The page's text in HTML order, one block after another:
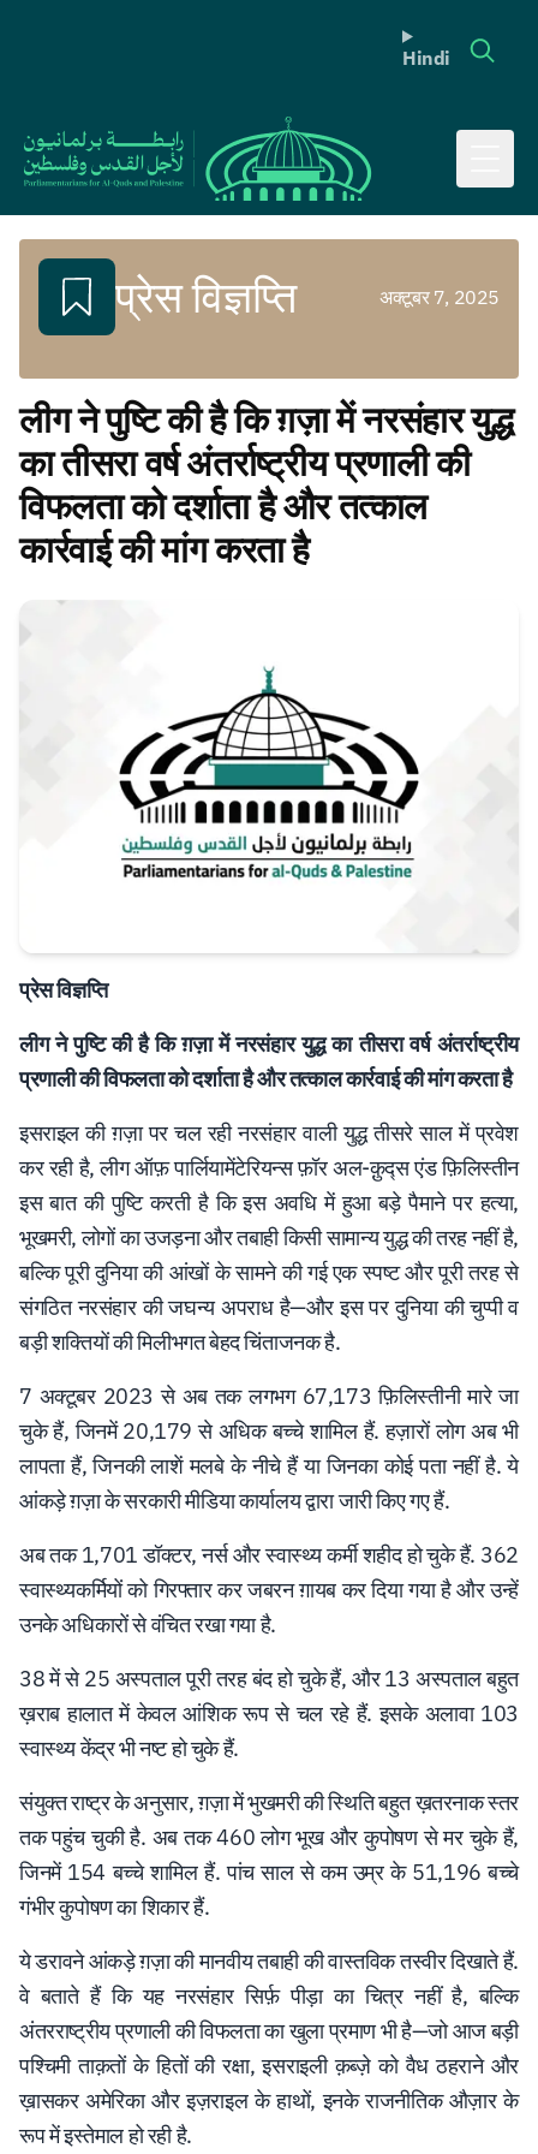
Hindi
प्रेस विज्ञप्ति अक्टूबर 7, 2025
लीग ने पुष्टि की है कि ग़ज़ा में नरसंहार युद्ध
का तीसरा वर्ष अंतर्राष्ट्रीय प्रणाली की
विफलता को दर्शाता है और तत्काल
कार्रवाई की मांग करता है
प्रेस विज्ञप्ति
लीग ने पुष्टि की है कि ग़ज़ा में नरसंहार युद्ध का तीसरा वर्ष अंतर्राष्ट्रीय
प्रणाली की विफलता को दर्शाता है और तत्काल कार्रवाई की मांग करता है
इसराइल की ग़ज़ा पर चल रही नरसंहार वाली युद्ध तीसरे साल में प्रवेश
कर रही है, लीग ऑफ़ पार्लियामेंटेरियन्स फ़ॉर अल-क़ुद्स एंड फ़िलिस्तीन
इस बात की पुष्टि करती है कि इस अवधि में हुआ बड़े पैमाने पर हत्या,
भूखमरी, लोगों का उजड़ना और तबाही किसी सामान्य युद्ध की तरह नहीं है,
बल्कि पूरी दुनिया की आंखों के सामने की गई एक स्पष्ट और पूरी तरह से
संगठित नरसंहार की जघन्य अपराध है—और इस पर दुनिया की चुप्पी व
बड़ी शक्तियों की मिलीभगत बेहद चिंताजनक है.
7 अक्टूबर 2023 से अब तक लगभग 67,173 फ़िलिस्तीनी मारे जा
चुके हैं, जिनमें 20,179 से अधिक बच्चे शामिल हैं. हज़ारों लोग अब भी
लापता हैं, जिनकी लाशें मलबे के नीचे हैं या जिनका कोई पता नहीं है. ये
आंकड़े ग़ज़ा के सरकारी मीडिया कार्यालय द्वारा जारी किए गए हैं.
अब तक 1,701 डॉक्टर, नर्स और स्वास्थ्य कर्मी शहीद हो चुके हैं. 362
स्वास्थ्यकर्मियों को गिरफ्तार कर जबरन ग़ायब कर दिया गया है और उन्हें
उनके अधिकारों से वंचित रखा गया है.
38 में से 25 अस्पताल पूरी तरह बंद हो चुके हैं, और 13 अस्पताल बहुत
ख़राब हालात में केवल आंशिक रूप से चल रहे हैं. इसके अलावा 103
स्वास्थ्य केंद्र भी नष्ट हो चुके हैं.
संयुक्त राष्ट्र के अनुसार, ग़ज़ा में भुखमरी की स्थिति बहुत ख़तरनाक स्तर
तक पहुंच चुकी है. अब तक 460 लोग भूख और कुपोषण से मर चुके हैं,
जिनमें 154 बच्चे शामिल हैं. पांच साल से कम उम्र के 51,196 बच्चे
गंभीर कुपोषण का शिकार हैं.
ये डरावने आंकड़े ग़ज़ा की मानवीय तबाही की वास्तविक तस्वीर दिखाते हैं.
वे बताते हैं कि यह नरसंहार सिर्फ़ पीड़ा का चित्र नहीं है, बल्कि
अंतरराष्ट्रीय प्रणाली की विफलता का खुला प्रमाण भी है—जो आज बड़ी
पश्चिमी ताक़तों के हितों की रक्षा, इसराइली क़ब्ज़े को वैध ठहराने और
ख़ासकर अमेरिका और इज़राइल के हाथों, इनके राजनीतिक औज़ार के
रूप में इस्तेमाल हो रही है.